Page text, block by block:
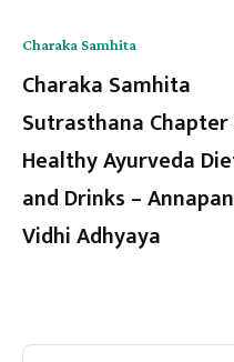
Charaka Samhita
Charaka Samhita
Sutrasthana Chapter
Healthy Ayurveda
and Drinks –
Vidhi Adhyaya